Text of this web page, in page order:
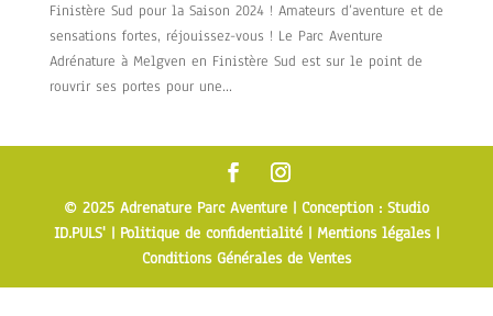
Finistère Sud pour la Saison 2024 ! Amateurs d’aventure et de
sensations fortes, réjouissez-vous ! Le Parc Aventure
Adrénature à Melgven en Finistère Sud est sur le point de
rouvrir ses portes pour une...
© 2025 Adrenature Parc Aventure | Conception : Studio
ID.PULS'| Politique de confidentialité| Mentions légales|
Conditions Générales de Ventes